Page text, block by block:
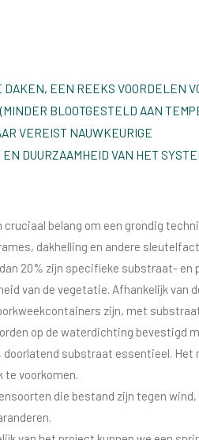
EEN REEKS VOORDELEN
BLOOTGESTELD AAN
VEREIST NAUWKEURIGE
DUURZAAMHEID VAN HET
belang om een ​​grondig
dakhelling en andere
20% zijn specifieke substraat-
van de vegetatie. Afhankelijk
zijn, met
op de waterdichting bevestigd
substraat essentieel.
te voorkomen.
die bestand zijn tegen